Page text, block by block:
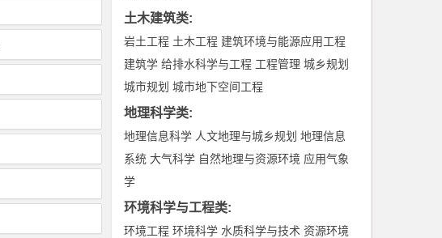
土木建筑类:
岩土工程 土木工程 建筑环境与能源应用工程
建筑学 给排水科学与工程 工程管理 城乡规划
城市规划 城市地下空间工程
地理科学类:
地理信息科学 人文地理与城乡规划 地理信息
系统 大气科学 自然地理与资源环境 应用气象
学
环境科学与工程类:
环境工程 环境科学 水质科学与技术 资源环境